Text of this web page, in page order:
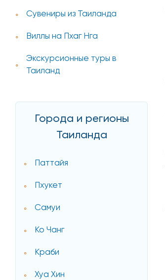
Сувениры из Таиланда
Виллы на Пхаг Нга
Экскурсионные туры в
Таиланд
Города и регионы
Таиланда
Паттайя
Пхукет
Самуи
Ко Чанг
Краби
Хуа Хин